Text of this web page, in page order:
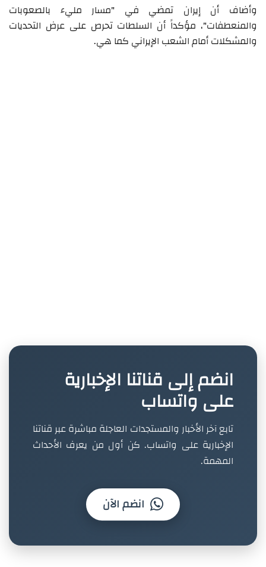
وأضاف أن إيران تمضي في "مسار مليء بالصعوبات
والمنعطفات"، مؤكداً أن السلطات تحرص على عرض التحديات
والمشكلات أمام الشعب الإيراني كما هي.
انضم إلى قناتنا الإخبارية
على واتساب
تابع آخر الأخبار والمستجدات العاجلة مباشرة عبر قناتنا
الإخبارية على واتساب. كن أول من يعرف الأحداث
المهمة.
انضم الآن